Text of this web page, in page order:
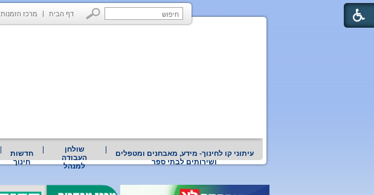
דף הבית מרכז הזמנות
עיתוני קו לחינוך- מידע, מאבחנים ומטפלים
ושירותים לבתי ספר
שולחן
העבודה
למנהל
חדשות
חינוך